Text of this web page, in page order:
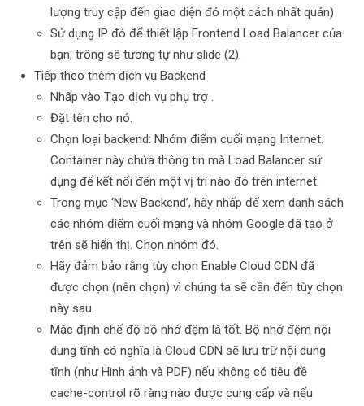
lượng truy cập đến giao diện đó một cách nhất quán)
Sử dụng IP đó để thiết lập Frontend Load Balancer của
bạn, trông sẽ tương tự như slide (2).
Tiếp theo thêm dịch vụ Backend
Nhấp vào Tạo dịch vụ phụ trợ .
Đặt tên cho nó.
Chọn loại backend: Nhóm điểm cuối mạng Internet.
Container này chứa thông tin mà Load Balancer sử
dụng để kết nối đến một vị trí nào đó trên internet.
Trong mục ‘New Backend’, hãy nhấp để xem danh sách
các nhóm điểm cuối mạng và nhóm Google đã tạo ở
trên sẽ hiển thị. Chọn nhóm đó.
Hãy đảm bảo rằng tùy chọn Enable Cloud CDN đã
được chọn (nên chọn) vì chúng ta sẽ cần đến tùy chọn
này sau.
Mặc định chế độ bộ nhớ đệm là tốt. Bộ nhớ đệm nội
dung tĩnh có nghĩa là Cloud CDN sẽ lưu trữ nội dung
tĩnh (như Hình ảnh và PDF) nếu không có tiêu đề
cache-control rõ ràng nào được cung cấp và nếu